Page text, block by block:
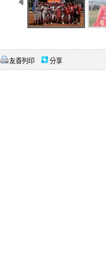
友善列印 分享